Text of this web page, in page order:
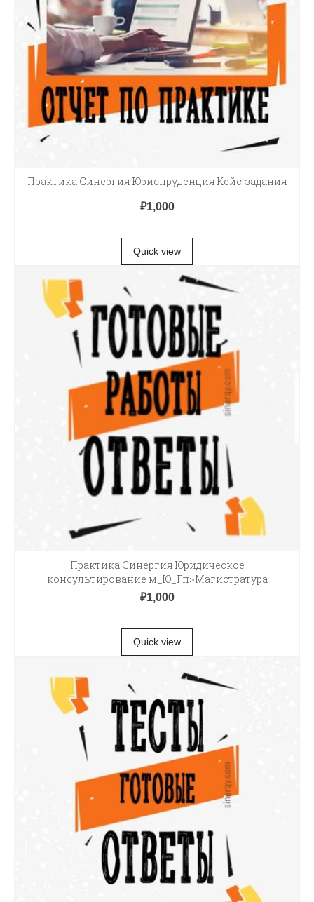
Практика Синергия Юриспруденция Кейс-задания
₽1,000
Quick view
Практика Синергия Юридическое
консультирование м_Ю_Гп>Магистратура
₽1,000
Quick view